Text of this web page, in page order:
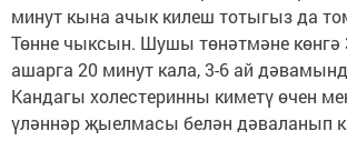
минут кына ачык килеш тотыгыз да
Төнне чыксын. Шушы төнәтмәне көнгә
ашарга 20 минут кала, 3-6 ай
Кандагы холестеринны киметү өчен
үләннәр җыелмасы белән дәваланып